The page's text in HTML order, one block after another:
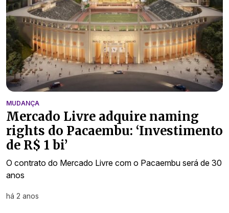
MUDANÇA
Mercado Livre adquire naming
rights do Pacaembu: ‘Investimento
de R$ 1 bi’
O contrato do Mercado Livre com o Pacaembu será de 30
anos
há 2 anos